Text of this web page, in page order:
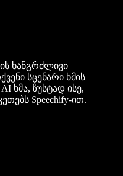
ხანგრძლივი
სცენარი ხმის
ხმა, ზუსტად ისე,
Speechify-ით.